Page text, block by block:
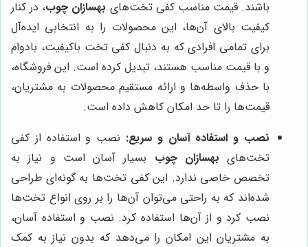
باشند. قیمت مناسب کفی تخت‌های بهسازان چوب، در کنار
کیفیت بالای آن‌ها، این محصولات را به انتخابی ایده‌آل
برای تمامی افرادی که به دنبال کفی تخت باکیفیت، بادوام
و با قیمت مناسب هستند، تبدیل کرده است. این فروشگاه،
با حذف واسطه‌ها و ارائه مستقیم محصولات به مشتریان،
قیمت‌ها را تا حد امکان کاهش داده است.
نصب و استفاده آسان و سریع: نصب و استفاده از کفی
تخت‌های بهسازان چوب بسیار آسان است و نیاز به
تخصص خاصی ندارد. این کفی تخت‌ها به گونه‌ای طراحی
شده‌اند که به راحتی می‌توان آن‌ها را بر روی انواع تخت‌ها
نصب کرد و از آن‌ها استفاده کرد. نصب و استفاده آسان،
به مشتریان این امکان را می‌دهد که بدون نیاز به کمک